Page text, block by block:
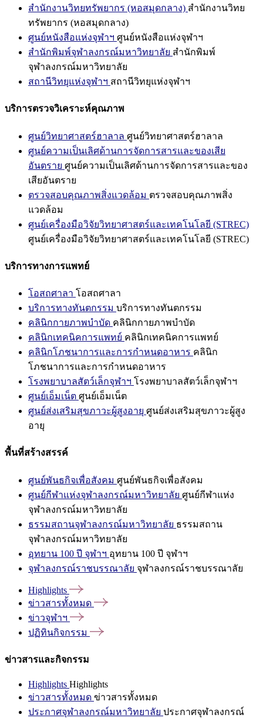
สำนักงานวิทยทรัพยากร (หอสมุดกลาง) สำนักงานวิทย
ทรัพยากร (หอสมุดกลาง)
ศูนย์หนังสือแห่งจุฬาฯ ศูนย์หนังสือแห่งจุฬาฯ
สำนักพิมพ์จุฬาลงกรณ์มหาวิทยาลัย สำนักพิมพ์
จุฬาลงกรณ์มหาวิทยาลัย
สถานีวิทยุแห่งจุฬาฯ สถานีวิทยุแห่งจุฬาฯ
บริการตรวจวิเคราะห์คุณภาพ
ศูนย์วิทยาศาสตร์ฮาลาล ศูนย์วิทยาศาสตร์ฮาลาล
ศูนย์ความเป็นเลิศด้านการจัดการสารและของเสีย
อันตราย ศูนย์ความเป็นเลิศด้านการจัดการสารและของ
เสียอันตราย
ตรวจสอบคุณภาพสิ่งแวดล้อม ตรวจสอบคุณภาพสิ่ง
แวดล้อม
ศูนย์เครื่องมือวิจัยวิทยาศาสตร์และเทคโนโลยี (STREC)
ศูนย์เครื่องมือวิจัยวิทยาศาสตร์และเทคโนโลยี (STREC)
บริการทางการแพทย์
โอสถศาลา โอสถศาลา
บริการทางทันตกรรม บริการทางทันตกรรม
คลินิกกายภาพบำบัด คลินิกกายภาพบำบัด
คลินิกเทคนิคการแพทย์ คลินิกเทคนิคการแพทย์
คลินิกโภชนาการและการกำหนดอาหาร คลินิก
โภชนาการและการกำหนดอาหาร
โรงพยาบาลสัตว์เล็กจุฬาฯ โรงพยาบาลสัตว์เล็กจุฬาฯ
ศูนย์เอ็มเน็ต ศูนย์เอ็มเน็ต
ศูนย์ส่งเสริมสุขภาวะผู้สูงอายุ ศูนย์ส่งเสริมสุขภาวะผู้สูง
อายุ
พื้นที่สร้างสรรค์
ศูนย์พันธกิจเพื่อสังคม ศูนย์พันธกิจเพื่อสังคม
ศูนย์กีฬาแห่งจุฬาลงกรณ์มหาวิทยาลัย ศูนย์กีฬาแห่ง
จุฬาลงกรณ์มหาวิทยาลัย
ธรรมสถานจุฬาลงกรณ์มหาวิทยาลัย ธรรมสถาน
จุฬาลงกรณ์มหาวิทยาลัย
อุทยาน 100 ปี จุฬาฯ อุทยาน 100 ปี จุฬาฯ
จุฬาลงกรณ์ราชบรรณาลัย จุฬาลงกรณ์ราชบรรณาลัย
Highlights
ข่าวสารทั้งหมด
ข่าวจุฬาฯ
ปฏิทินกิจกรรม
ข่าวสารและกิจกรรม
Highlights Highlights
ข่าวสารทั้งหมด ข่าวสารทั้งหมด
ประกาศจุฬาลงกรณ์มหาวิทยาลัย ประกาศจุฬาลงกรณ์